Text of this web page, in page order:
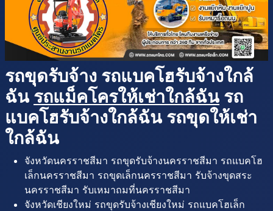
รถขุดรับจ้าง รถแบคโฮรับจ้างใกล้
ฉัน รถแม็คโครให้เช่าใกล้ฉัน รถ
แบคโฮรับจ้างใกล้ฉัน รถขุดให้เช่า
ใกล้ฉัน
จังหวัดนครราชสีมา รถขุดรับจ้างนครราชสีมา รถแบคโฮ
เล็กนครราชสีมา รถขุดเล็กนครราชสีมา รับจ้างขุดสระ
นครราชสีมา รับเหมาถมที่นครราชสีมา
จังหวัดเชียงใหม่ รถขุดรับจ้างเชียงใหม่ รถแบคโฮเล็ก